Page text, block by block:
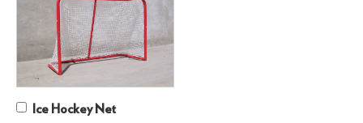
Ice Hockey Net